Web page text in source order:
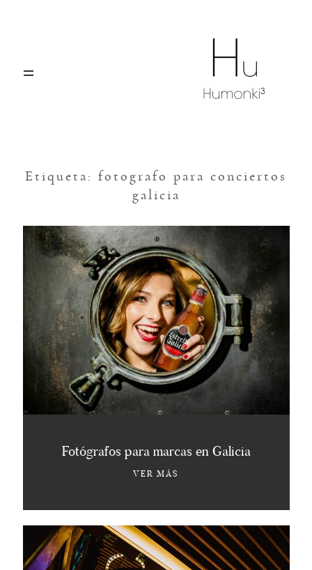
Etiqueta: fotografo para conciertos
galicia
Fotógrafos para marcas en Galicia
VER MÁS
El elemento Hu
Blog
VIGO, A CORUÑA, SANTIAGO,
OURENSE
ADVERTISING PHOTOGRAPHERS
GALICIA
HOLA@HUMONKI.COM